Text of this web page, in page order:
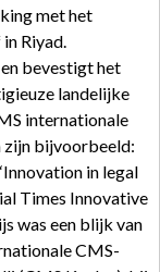
met het
Riyad.
bevestigt het
landelijke
internationale
zijn bijvoorbeeld:
in legal
Times Innovative
was een blijk van
CMS-